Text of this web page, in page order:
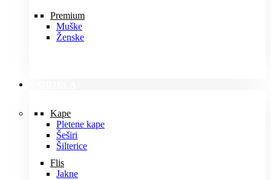
Premium
Muške
Ženske
Kape
Pletene kape
Šeširi
Šilterice
Flis
Jakne